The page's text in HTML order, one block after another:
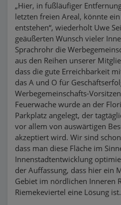
„Hier, in fußläufiger
letzten freien Areal, könnte
entstehen“, wiederholt Uwe
geäußerten Wunsch vieler
Sprachrohr die
aus den Reihen unserer
dass die gute Erreichbarkeit
das A und O für
Werbegemeinschafts-
Feuerwache wurde an der
Parkplatz angelegt, der
vor allem von auswärtigen
akzeptiert wird. Wir sind
dass man diese Fläche im
Innenstadtentwicklung
der Auffassung, dass hier ein
Gebiet im nördlichen Inneren
Riemekeviertel eine Lösung